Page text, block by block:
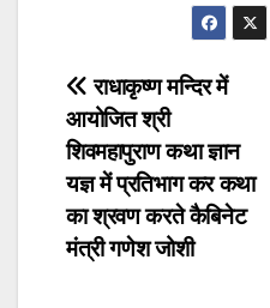
Post
navigation
राधाकृष्ण मन्दिर में
आयोजित श्री
शिवमहापुराण कथा ज्ञान
यज्ञ में प्रतिभाग कर कथा
का श्रवण करते कैबिनेट
मंत्री गणेश जोशी